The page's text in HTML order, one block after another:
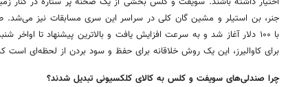
برای کاوالیرز، این یک روش خلاقانه برای حفظ و سود بردن از لحظه‌ای است
چرا صندلی‌های سویفت و کلس به کالای کلکسیونی تبدیل شدند؟